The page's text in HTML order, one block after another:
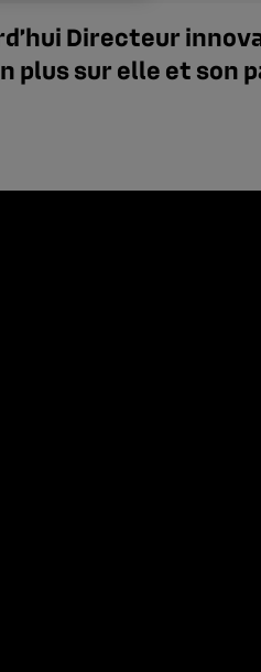
Directeur
plus sur elle et son